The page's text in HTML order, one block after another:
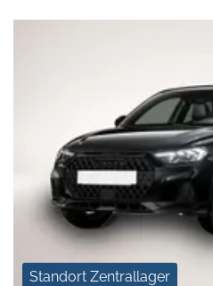
Standort Zentrallager